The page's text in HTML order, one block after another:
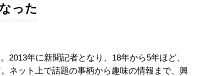
った
2013年に新聞記者となり、18年から5年ほど、
ネット上で話題の事柄から趣味の情報まで、興